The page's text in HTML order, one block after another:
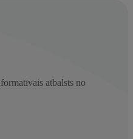
atbalsts no